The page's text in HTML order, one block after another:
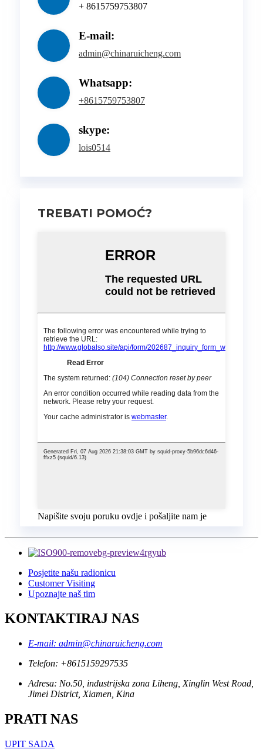
+ 8615759753807
E-mail:
admin@chinaruicheng.com
Whatsapp:
+8615759753807
skype:
lois0514
TREBATI POMOĆ?
Napišite svoju poruku ovdje i pošaljite nam je
Posjetite našu radionicu
Customer Visiting
Upoznajte naš tim
KONTAKTIRAJ NAS
E-mail: admin@chinaruicheng.com
Telefon: +8615159297535
Adresa: No.50, industrijska zona Liheng, Xinglin West Road,
Jimei District, Xiamen, Kina
PRATI NAS
UPIT SADA